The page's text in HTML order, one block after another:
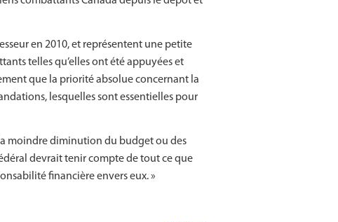
en 2010, et représentent une petite
telles qu’elles ont été appuyées et
que la priorité absolue concernant la
lesquelles sont essentielles pour
moindre diminution du budget ou des
devrait tenir compte de tout ce que
financière envers eux. »